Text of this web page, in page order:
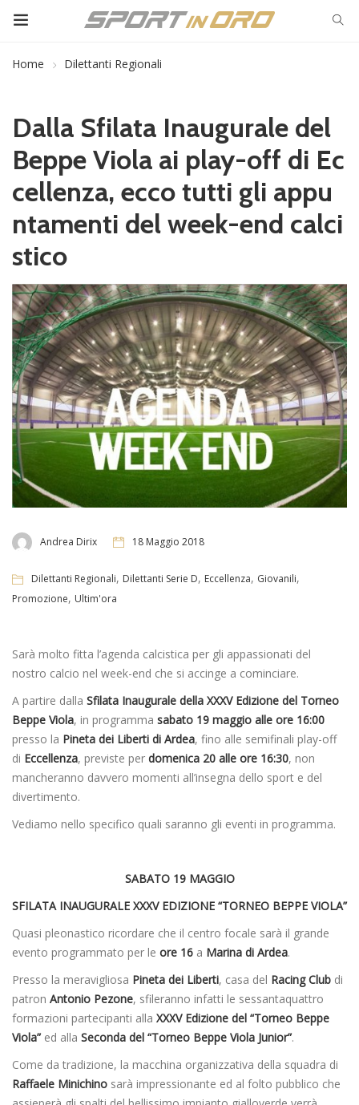
Home Dilettanti Regionali
Dalla Sfilata Inaugurale del
Beppe Viola ai play-off di Ec
cellenza, ecco tutti gli appu
ntamenti del week-end calci
stico
Andrea Dirix 18 Maggio 2018
Dilettanti Regionali, Dilettanti Serie D, Eccellenza, Giovanili,
Promozione, Ultim'ora
Sarà molto fitta l’agenda calcistica per gli appassionati del
nostro calcio nel week-end che si accinge a cominciare.
A partire dalla Sfilata Inaugurale della XXXV Edizione del Torneo
Beppe Viola, in programma sabato 19 maggio alle ore 16:00
presso la Pineta dei Liberti di Ardea, fino alle semifinali play-off
di Eccellenza, previste per domenica 20 alle ore 16:30, non
mancheranno davvero momenti all’insegna dello sport e del
divertimento.
Vediamo nello specifico quali saranno gli eventi in programma.
SABATO 19 MAGGIO
SFILATA INAUGURALE XXXV EDIZIONE “TORNEO BEPPE VIOLA”
Quasi pleonastico ricordare che il centro focale sarà il grande
evento programmato per le ore 16 a Marina di Ardea.
Presso la meravigliosa Pineta dei Liberti, casa del Racing Club di
patron Antonio Pezone, sfileranno infatti le sessantaquattro
formazioni partecipanti alla XXXV Edizione del “Torneo Beppe
Viola” ed alla Seconda del “Torneo Beppe Viola Junior”.
Come da tradizione, la macchina organizzativa della squadra di
Raffaele Minichino sarà impressionante ed al folto pubblico che